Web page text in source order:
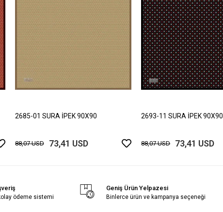
2685-01 SURA İPEK 90X90
88,07 USD 73,41 USD
2693-11 SURA İPEK 90X90
88,07 USD 73,41 USD
ödeme sistemi
Geniş Ürün Yelpazesi
Binlerce ürün ve kampanya seçeneği